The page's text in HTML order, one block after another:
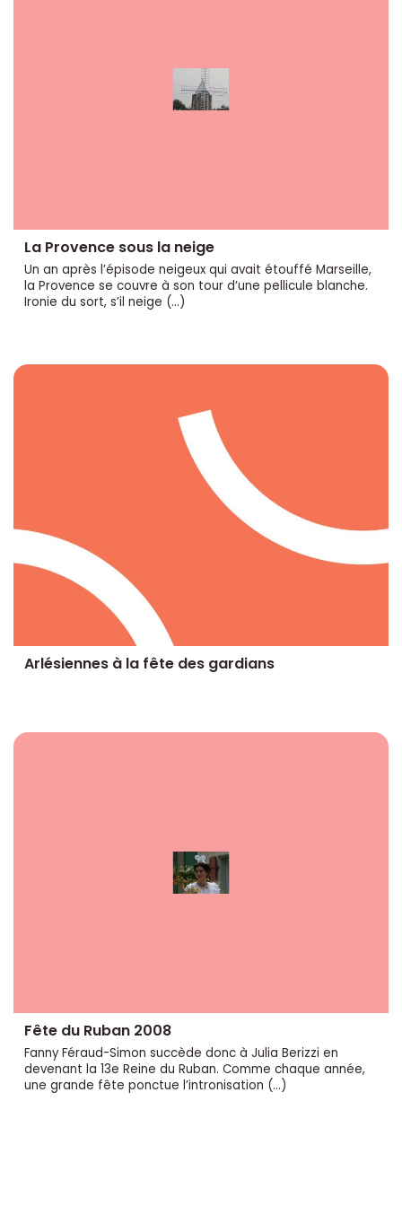
La Provence sous la neige
Un an après l’épisode neigeux qui avait étouffé Marseille,
la Provence se couvre à son tour d’une pellicule blanche.
Ironie du sort, s’il neige (…)
Arlésiennes à la fête des gardians
Fête du Ruban 2008
Fanny Féraud-Simon succède donc à Julia Berizzi en
devenant la 13e Reine du Ruban. Comme chaque année,
une grande fête ponctue l’intronisation (…)